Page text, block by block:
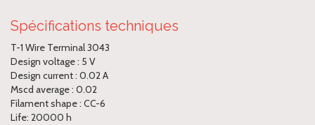
Spécifications techniques
T-1 Wire Terminal 3043
Design voltage : 5 V
Design current : 0.02 A
Mscd average : 0.02
Filament shape : CC-6
Life: 20000 h